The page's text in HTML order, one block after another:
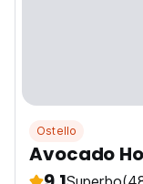
Ostello
Avocado